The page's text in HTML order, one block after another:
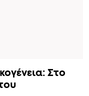
Στο